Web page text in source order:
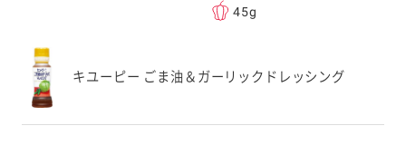
スマートフォン
メールをお送りい
のメールアドレス
」を受信を許可
45g
キユーピー ごま油＆ガーリックドレッシング